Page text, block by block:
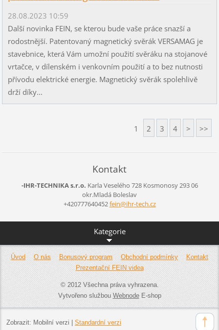
28.08.2023 10:59
Další novinka FEIN, se kterou bude vaše práce snazší a
rodostnější. Patentovaný magnetický svěrák VERSAMAG je
stavebnice, která Vám umožní použití svěráku na stojanové
vrtačce, v dílenském i venkovním použití a to bez nutnosti
přívodu elektrické energie. Magnetický svěrák spolehlivě
drží díky...
1 2 3 4 > >>
Kontakt
-IHR-TECHNIKA s.r.o. Karla Veselého 728Kosmonosy293 06
okr.Mladá Boleslav
+420777640452fein@ihr-tech.cz
Kategorie
Úvod O nás Bonusový program Obchodní podmínky
Kontakt
Prezentační FEIN videa
© 2012 Všechna práva vyhrazena.
Vytvořeno službouWebnodeE-shop
Zobrazit: Mobilní verzi Standardní verzi